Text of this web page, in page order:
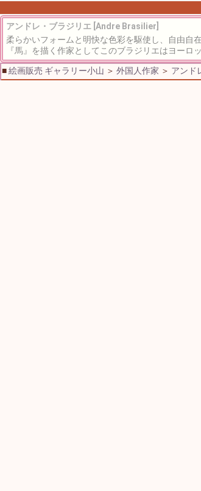
アンドレ・ブラジリエ [Andre Brasilier]
柔らかいフォームと明快な色彩を駆使し、自由自
『馬』を描く作家としてこのブラジリエはヨーロ
■絵画販売 ギャラリー小山 ＞ 外国人作家 ＞ アンド